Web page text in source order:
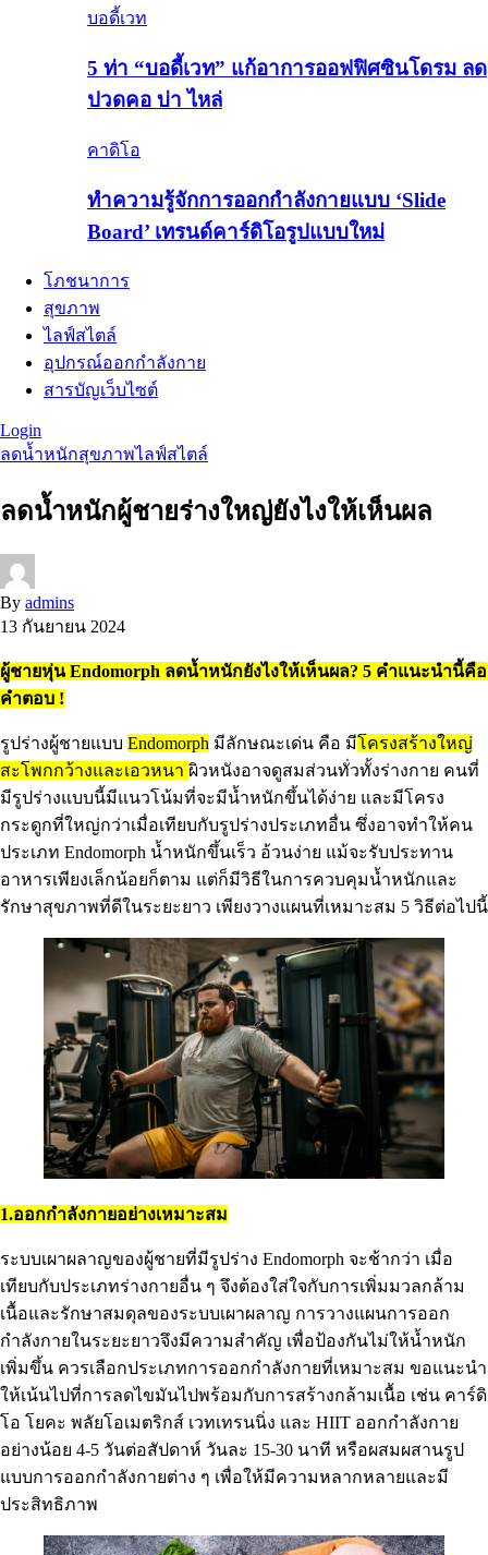
บอดี้เวท
5 ท่า “บอดี้เวท” แก้อาการออฟฟิศซินโดรม ลด
ปวดคอ บ่า ไหล่
คาดิโอ
ทำความรู้จักการออกกำลังกายแบบ ‘Slide
Board’ เทรนด์คาร์ดิโอรูปแบบใหม่
โภชนาการ
สุขภาพ
ไลฟ์สไตล์
อุปกรณ์ออกกำลังกาย
สารบัญเว็บไซต์
Login
ลดน้ำหนักสุขภาพไลฟ์สไตล์
ลดน้ำหนักผู้ชายร่างใหญ่ยังไงให้เห็นผล
By admins
13 กันยายน 2024
ผู้ชายหุ่น Endomorph ลดน้ำหนักยังไงให้เห็นผล? 5 คำแนะนำนี้คือ
คำตอบ !
รูปร่างผู้ชายแบบ Endomorph มีลักษณะเด่น คือ มีโครงสร้างใหญ่
สะโพกกว้างและเอวหนา ผิวหนังอาจดูสมส่วนทั่วทั้งร่างกาย คนที่
มีรูปร่างแบบนี้มีแนวโน้มที่จะมีน้ำหนักขึ้นได้ง่าย และมีโครง
กระดูกที่ใหญ่กว่าเมื่อเทียบกับรูปร่างประเภทอื่น ซึ่งอาจทำให้คน
ประเภท Endomorph น้ำหนักขึ้นเร็ว อ้วนง่าย แม้จะรับประทาน
อาหารเพียงเล็กน้อยก็ตาม แต่ก็มีวิธีในการควบคุมน้ำหนักและ
รักษาสุขภาพที่ดีในระยะยาว เพียงวางแผนที่เหมาะสม 5 วิธีต่อไปนี้
1.ออกกำลังกายอย่างเหมาะสม
ระบบเผาผลาญของผู้ชายที่มีรูปร่าง Endomorph จะช้ากว่า เมื่อ
เทียบกับประเภทร่างกายอื่น ๆ จึงต้องใส่ใจกับการเพิ่มมวลกล้าม
เนื้อและรักษาสมดุลของระบบเผาผลาญ การวางแผนการออก
กำลังกายในระยะยาวจึงมีความสำคัญ เพื่อป้องกันไม่ให้น้ำหนัก
เพิ่มขึ้น ควรเลือกประเภทการออกกำลังกายที่เหมาะสม ขอแนะนำ
ให้เน้นไปที่การลดไขมันไปพร้อมกับการสร้างกล้ามเนื้อ เช่น คาร์ดิ
โอ โยคะ พลัยโอเมตริกส์ เวทเทรนนิ่ง และ HIIT ออกกำลังกาย
อย่างน้อย 4-5 วันต่อสัปดาห์ วันละ 15-30 นาที หรือผสมผสานรูป
แบบการออกกำลังกายต่าง ๆ เพื่อให้มีความหลากหลายและมี
ประสิทธิภาพ